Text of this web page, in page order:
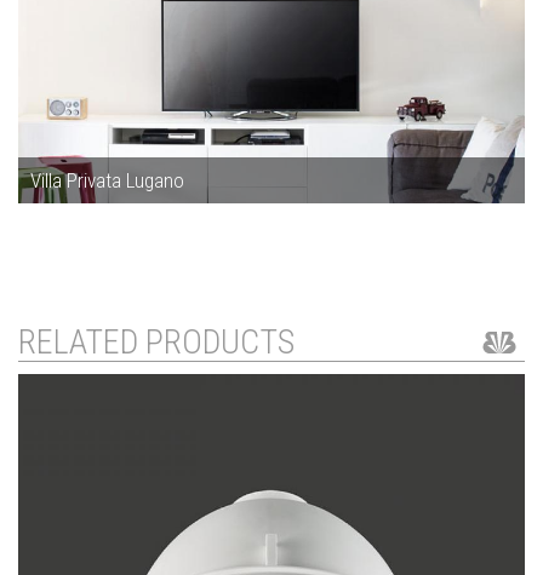
Villa Privata Lugano
RELATED PRODUCTS